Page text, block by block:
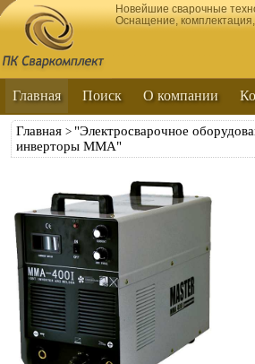
Новейшие сварочные
Оснащение,
Главная Поиск О компании
Главная > "Электросварочное
инверторы ММА"